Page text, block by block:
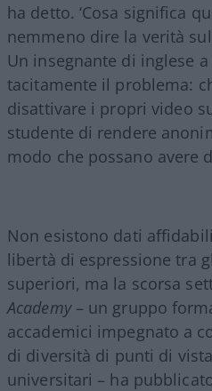
ha detto. ‘Cosa significa
nemmeno dire la verità
Un insegnante di inglese
tacitamente il problema:
disattivare i propri video
studente di rendere
modo che possano avere
Non esistono dati
libertà di espressione tra
superiori, ma la scorsa
Academy– un gruppo
accademici impegnato a
di diversità di punti di
universitari – ha